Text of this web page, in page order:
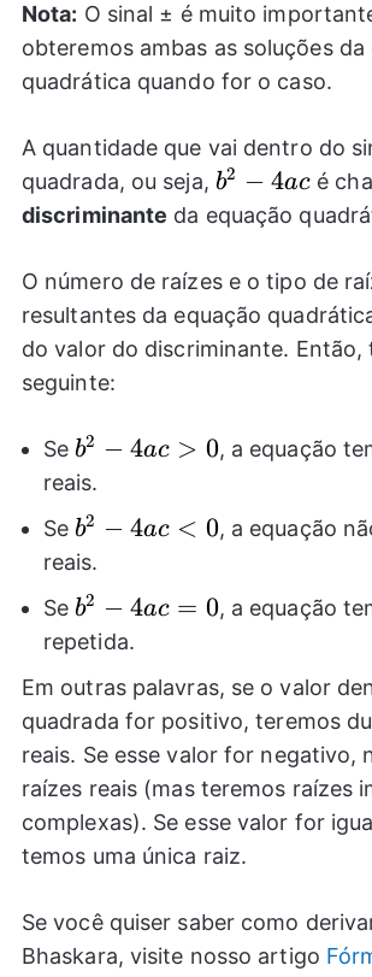
Nota: O sinal ± é muito
obteremos ambas as soluções da
quadrática quando for o caso.
A quantidade que vai dentro do
quadrada, ou seja, b^2-
4ac
b2 − 4ac é
discriminante da equação
O número de raízes e o tipo de
resultantes da equação
do valor do discriminante. Então,
seguinte:
Se b^2-
4ac>0
b2 − 4ac > 0, a equação
reais.
Se b^2-
4ac<0
b2 − 4ac < 0, a equação
reais.
Se b^2-
4ac=0
b2 − 4ac = 0, a equação
repetida.
Em outras palavras, se o valor
quadrada for positivo, teremos
reais. Se esse valor for negativo,
raízes reais (mas teremos raízes
complexas). Se esse valor for
temos uma única raiz.
Se você quiser saber como
Bhaskara, visite nosso artigo